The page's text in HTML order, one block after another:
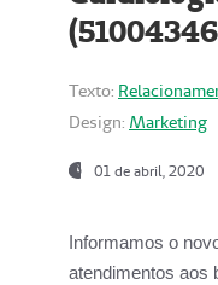
Texto:
Design: Marketing
01 de abril, 2020
Informamos o
atendimentos aos